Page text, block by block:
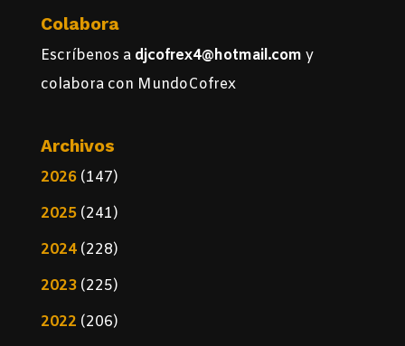
Colabora
Escríbenos a djcofrex4@hotmail.com y
colabora con MundoCofrex
Archivos
2026(147)
2025(241)
2024(228)
2023(225)
2022 (206)